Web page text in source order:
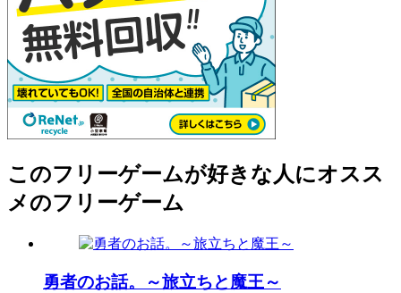
このフリーゲームが好きな人にオスス
メのフリーゲーム
勇者のお話。～旅立ちと魔王～